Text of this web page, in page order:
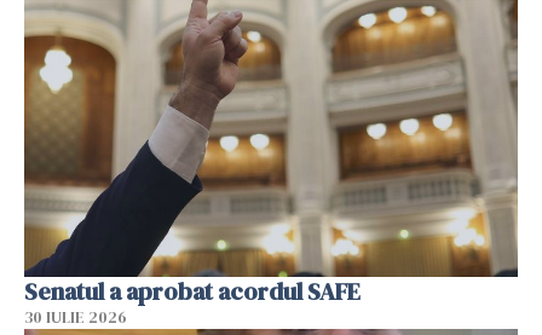
Senatul a aprobat acordul SAFE
30 IULIE 2026